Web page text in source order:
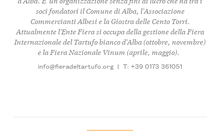
soci fondatori il Comune di Alba, l'Associazione
Commercianti Albesi e la Giostra delle Cento Torri.
Attualmente l'Ente Fiera si occupa della gestione della Fiera
Internazionale del Tartufo bianco d'Alba (ottobre, novembre)
e la Fiera Nazionale Vinum (aprile, maggio).
info@fieradeltartufo.org | T: +39 0173 361051